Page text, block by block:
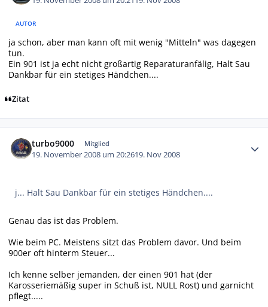
AUTOR
ja schon, aber man kann oft mit wenig "Mitteln" was dagegen
tun.
Ein 901 ist ja echt nicht großartig Reparaturanfälig, Halt Sau
Dankbar für ein stetiges Händchen....
Zitat
turbo9000 Mitglied
19. November 2008 um 20:2619. Nov 2008
j... Halt Sau Dankbar für ein stetiges Händchen....
Genau das ist das Problem.
Wie beim PC. Meistens sitzt das Problem davor. Und beim
900er oft hinterm Steuer...
Ich kenne selber jemanden, der einen 901 hat (der
Karosseriemäßig super in Schuß ist, NULL Rost) und garnicht
pflegt.....